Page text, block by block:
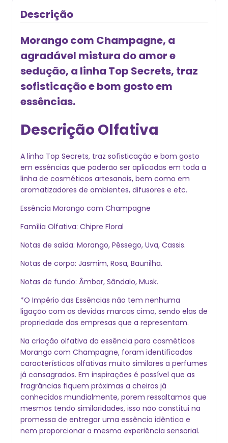
Descrição
Morango com Champagne, a
agradável mistura do amor e
sedução, a linha Top Secrets, traz
sofisticação e bom gosto em
essências.
Descrição Olfativa
A linha Top Secrets, traz sofisticação e bom gosto
em essências que poderão ser aplicadas em toda a
linha de cosméticos artesanais, bem como em
aromatizadores de ambientes, difusores e etc.
Essência Morango com Champagne
Família Olfativa: Chipre Floral
Notas de saída: Morango, Pêssego, Uva, Cassis.
Notas de corpo: Jasmim, Rosa, Baunilha.
Notas de fundo: Âmbar, Sândalo, Musk.
*O Império das Essências não tem nenhuma
ligação com as devidas marcas cima, sendo elas de
propriedade das empresas que a representam.
Na criação olfativa da essência para cosméticos
Morango com Champagne, foram identificadas
características olfativas muito similares a perfumes
já consagrados. Em inspirações é possível que as
fragrâncias fiquem próximas a cheiros j
conhecidos mundialmente, porem ressaltamos que
mesmos tendo similaridades, isso não constitui na
promessa de entregar uma essência idêntica e
nem proporcionar a mesma experiência sensorial.